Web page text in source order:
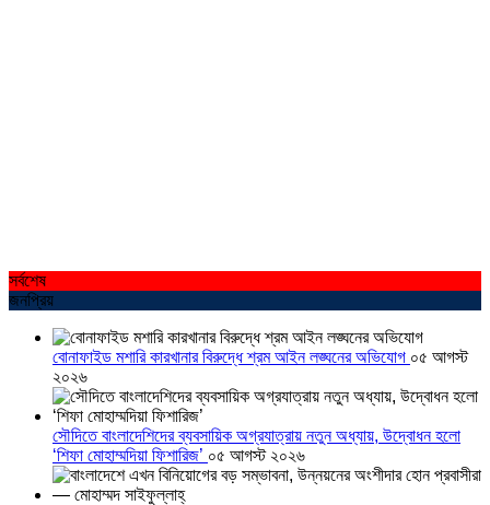
সর্বশেষ
জনপ্রিয়
বোনাফাইড মশারি কারখানার বিরুদ্ধে শ্রম আইন লঙ্ঘনের অভিযোগ ০৫ আগস্ট
২০২৬
সৌদিতে বাংলাদেশিদের ব্যবসায়িক অগ্রযাত্রায় নতুন অধ্যায়, উদ্বোধন হলো
‘শিফা মোহাম্মদিয়া ফিশারিজ’ ০৫ আগস্ট ২০২৬